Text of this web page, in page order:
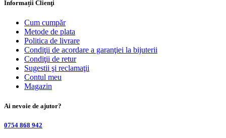
Informații Clienţi
Cum cumpăr
Metode de plata
Politica de livrare
Condiţii de acordare a garanţiei la bijuterii
Condiţii de retur
Sugestii şi reclamaţii
Contul meu
Magazin
Ai nevoie de ajutor?
0754 868 942